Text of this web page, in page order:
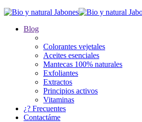
Blog
Colorantes vejetales
Aceites esenciales
Mantecas 100% naturales
Exfoliantes
Extractos
Principios activos
Vitaminas
¿? Frecuentes
Contactáme